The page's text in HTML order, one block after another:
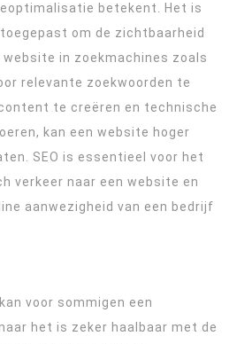
betekent. Het is
om de zichtbaarheid
website in zoekmachines zoals
relevante zoekwoorden te
te creëren en technische
kan een website hoger
SEO is essentieel voor het
verkeer naar een website en
aanwezigheid van een bedrijf
voor sommigen een
het is zeker haalbaar met de